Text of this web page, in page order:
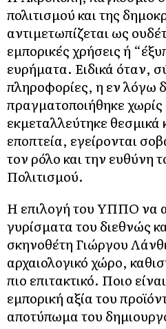
πολιτισμού και της
αντιμετωπίζεται ως
εμπορικές χρήσεις ή
ευρήματα. Ειδικά όταν,
πληροφορίες, η εν λόγω
πραγματοποιήθηκε χωρίς
εκμεταλλεύτηκε θεσμικά
εποπτεία, εγείρονται
τον ρόλο και την ευθύνη
Πολιτισμού.
Η επιλογή του ΥΠΠΟ να
γυρίσματα του διεθνώς
σκηνοθέτη Γιώργου
αρχαιολογικό χώρο,
πιο επιτακτικό. Ποιο
εμπορική αξία του
αποτύπωμα του